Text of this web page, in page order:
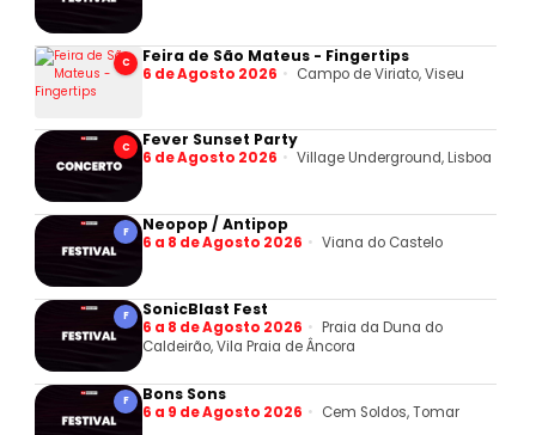
C Feira de São Mateus - Fingertips
6 de Agosto 2026 Campo de Viriato, Viseu
C Fever Sunset Party
6 de Agosto 2026 Village Underground, Lisboa
F Neopop / Antipop
6 a 8 de Agosto 2026 Viana do Castelo
F SonicBlast Fest
6 a 8 de Agosto 2026
Praia da Duna do
Caldeirão, Vila Praia de Âncora
F Bons Sons
6 a 9 de Agosto 2026 Cem Soldos, Tomar